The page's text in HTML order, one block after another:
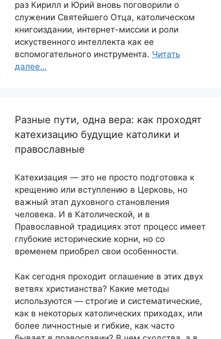
раз Кирилл и Юрий вновь поговорили о
служении Святейшего Отца, католическом
книгоиздании, интернет-миссии и роли
искуственного интеллекта как ее
вспомогательного инструмента. Читать
далее…
Разные пути, одна вера: как проходят
катехизацию будущие католики и
православные
Катехизация — это не просто подготовка к
крещению или вступлению в Церковь, но
важный этап духовного становления
человека. И в Католической, и в
Православной традициях этот процесс имеет
глубокие исторические корни, но со
временем приобрел свои особенности.
Как сегодня проходит оглашение в этих двух
ветвях христианства? Какие методы
используются — строгие и систематические,
как в некоторых католических приходах, или
более личностные и гибкие, как часто